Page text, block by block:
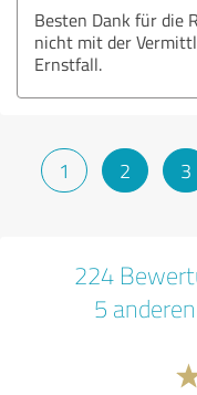
Besten Dank für die
nicht mit der
Ernstfall.
1 2 3
224
5